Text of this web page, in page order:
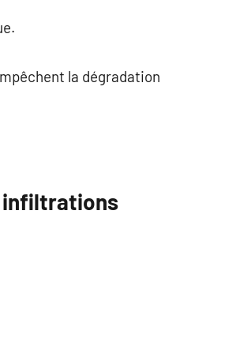
la dégradation
infiltrations